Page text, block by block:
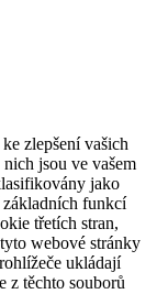
zlepšení vašich
jsou ve vašem
jako
základních funkcí
třetích stran,
webové stránky
ukládají
z těchto souborů